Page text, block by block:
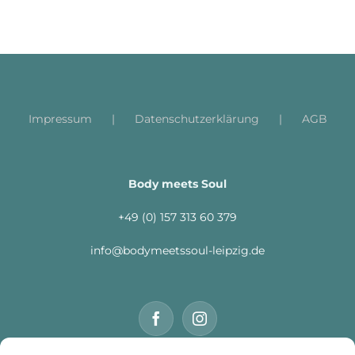
Impressum Datenschutzerklärung AGB
Body meets Soul
+49 (0) 157 313 60 379
info@bodymeetssoul-leipzig.de